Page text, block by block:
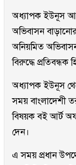
অধ্যাপক ইউনূস
অভিবাসন
অনিয়মিত
বিরুদ্ধে প্রতিবন্ধক
অধ্যাপক ইউনূস
সময় বাংলাদেশী
বিষয়ক বই আর্ট অফ
দেন।
এ সময় প্রধান